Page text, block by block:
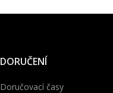
DORUČENÍ
Doručovací časy